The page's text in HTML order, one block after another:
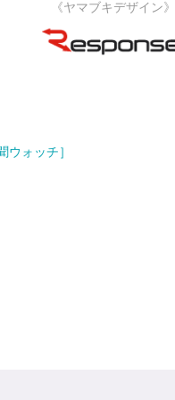
《ヤマブキデザイン》
ォッチ］